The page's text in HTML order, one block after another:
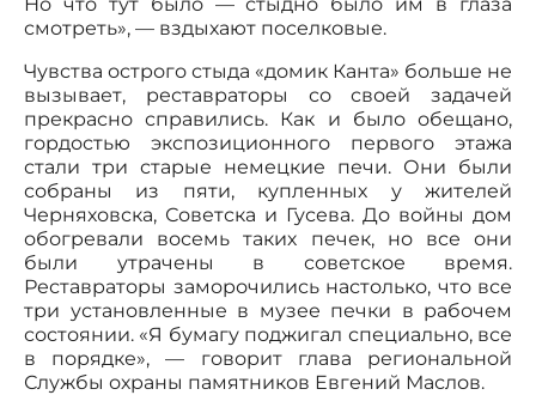
смотреть», — вздыхают поселковые.
Чувства острого стыда «домик Канта» больше не
вызывает, реставраторы со своей задачей
прекрасно справились. Как и было обещано,
гордостью экспозиционного первого этажа
стали три старые немецкие печи. Они были
собраны из пяти, купленных у жителей
Черняховска, Советска и Гусева. До войны дом
обогревали восемь таких печек, но все они
были утрачены в советское время.
Реставраторы заморочились настолько, что все
три установленные в музее печки в рабочем
состоянии. «Я бумагу поджигал специально, все
в порядке», — говорит глава региональной
Службы охраны памятников Евгений Маслов.